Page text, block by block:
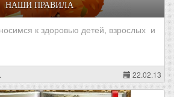
НАШИ ПРАВИЛА
к здоровью детей, взрослых и
22.02.13